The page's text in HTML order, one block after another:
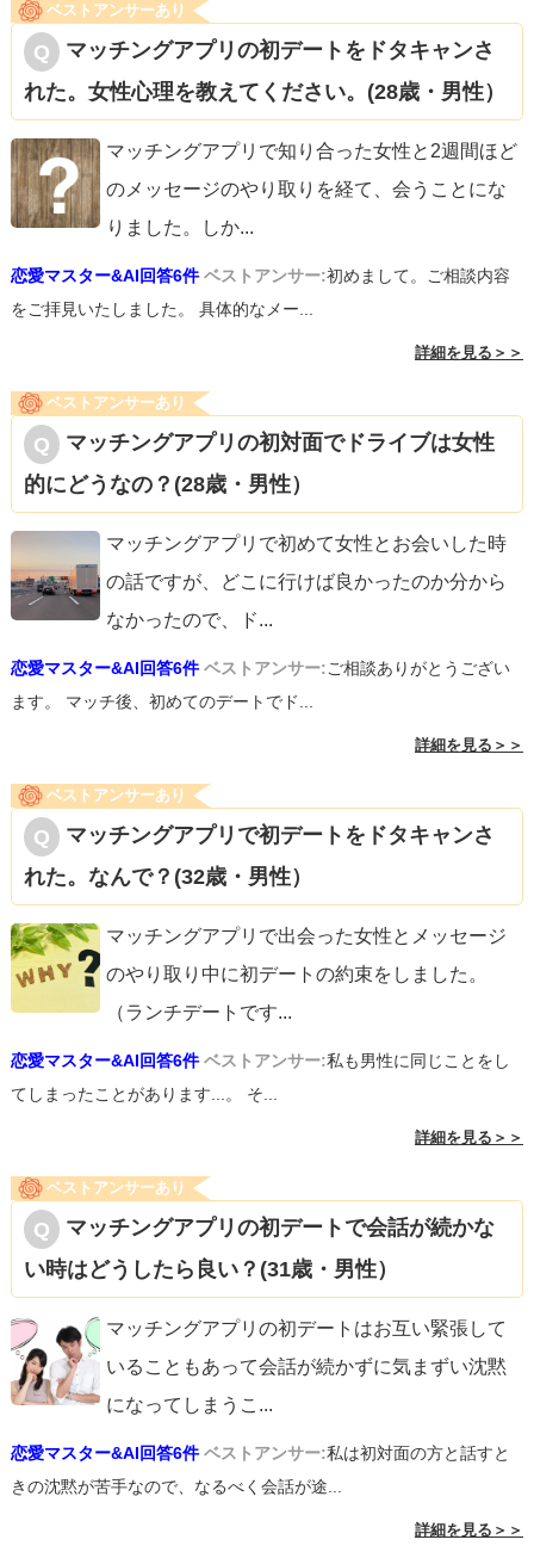
ベストアンサーあり
マッチングアプリの初デートをドタキャンさ
れた。女性心理を教えてください。(28歳・男性）
マッチングアプリで知り合った女性と2週間ほど
のメッセージのやり取りを経て、会うことにな
りました。しか...
恋愛マスター&AI回答6件 ベストアンサー:初めまして。ご相談内容
をご拝見いたしました。 具体的なメー...
詳細を見る＞＞
ベストアンサーあり
マッチングアプリの初対面でドライブは女性
的にどうなの？(28歳・男性）
マッチングアプリで初めて女性とお会いした時
の話ですが、どこに行けば良かったのか分から
なかったので、ド...
恋愛マスター&AI回答6件 ベストアンサー:ご相談ありがとうござい
ます。 マッチ後、初めてのデートでド...
詳細を見る＞＞
ベストアンサーあり
マッチングアプリで初デートをドタキャンさ
れた。なんで？(32歳・男性）
マッチングアプリで出会った女性とメッセージ
のやり取り中に初デートの約束をしました。
（ランチデートです...
恋愛マスター&AI回答6件 ベストアンサー:私も男性に同じことをし
てしまったことがあります...。 そ...
詳細を見る＞＞
ベストアンサーあり
マッチングアプリの初デートで会話が続かな
い時はどうしたら良い？(31歳・男性）
マッチングアプリの初デートはお互い緊張して
いることもあって会話が続かずに気まずい沈黙
になってしまうこ ...
恋愛マスター&AI回答6件 ベストアンサー:私は初対面の方と話すと
きの沈黙が苦手なので、なるべく会話が途...
詳細を見る＞＞